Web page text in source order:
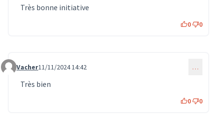
Très bonne initiative
0 0
Commentaire 1127
Vacher11/11/2024 14:42 …
Très bien
0 0